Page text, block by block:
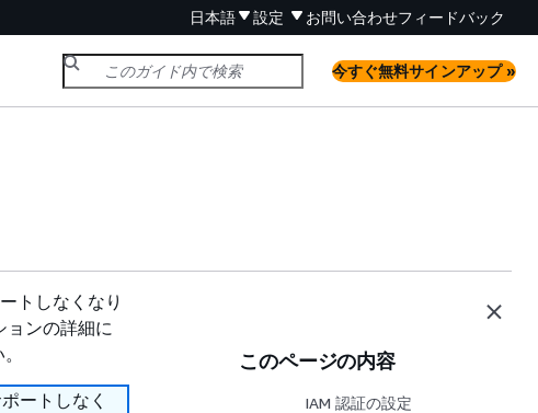
日本語 設定 お問い合わせフィードバック
今すぐ無料サインアップ »
トしなくなり
ョンの詳細に
ートしなく
このページの内容
IAM 認証の設定